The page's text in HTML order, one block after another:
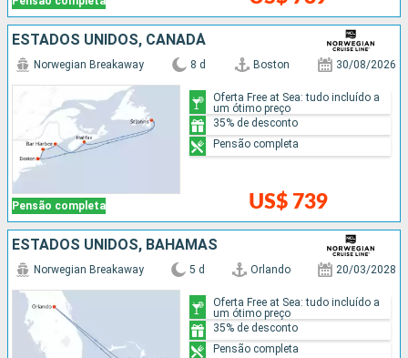
ESTADOS UNIDOS, CANADÁ
Pensão completa
Norwegian Breakaway 8 d Boston 30/08/2026
US$ 739
Oferta Free at Sea: tudo incluído a
um ótimo preço
35% de desconto
Pensão completa
ESTADOS UNIDOS, BAHAMAS
Norwegian Breakaway 5 d Orlando 20/03/2028
Oferta Free at Sea: tudo incluído a
um ótimo preço
35% de desconto
Pensão completa